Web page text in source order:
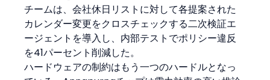
チームは、会社休日リストに対して各提案された
カレンダー変更をクロスチェックする二次検証エ
ージェントを導入し、内部テストでポリシー違反
を41パーセント削減した。
ハードウェアの制約はもう一つのハードルとなっ